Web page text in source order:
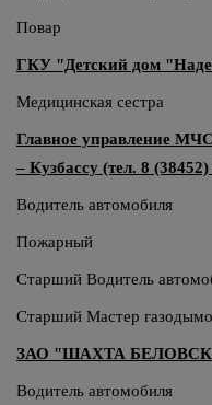
Повар
ГКУ "Детский дом
Медицинская сестра
Главное управление
– Кузбассу (тел. 8
Водитель автомобиля
Пожарный
Старший Водитель
Старший Мастер
ЗАО "ШАХТА
Водитель автомобиля